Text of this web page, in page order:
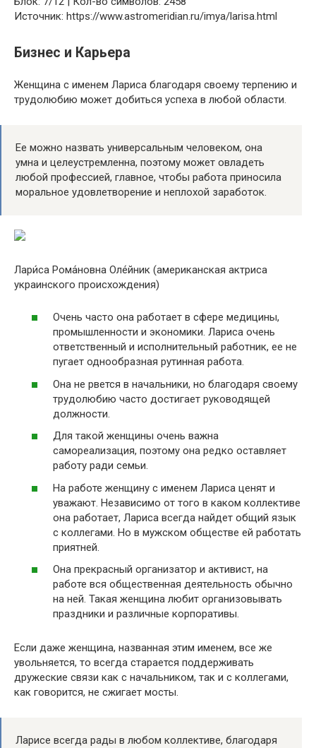
Источник: https://www.astromeridian.ru/imya/larisa.html
Бизнес и Карьера
Женщина с именем Лариса благодаря своему терпению и
трудолюбию может добиться успеха в любой области.
Ее можно назвать универсальным человеком, она
умна и целеустремленна, поэтому может овладеть
любой профессией, главное, чтобы работа приносила
моральное удовлетворение и неплохой заработок.
Лари́са Рома́новна Оле́йник (американская актриса
украинского происхождения)
Очень часто она работает в сфере медицины,
промышленности и экономики. Лариса очень
ответственный и исполнительный работник, ее не
пугает однообразная рутинная работа.
Она не рвется в начальники, но благодаря своему
трудолюбию часто достигает руководящей
должности.
Для такой женщины очень важна
самореализация, поэтому она редко оставляет
работу ради семьи.
На работе женщину с именем Лариса ценят и
уважают. Независимо от того в каком коллективе
она работает, Лариса всегда найдет общий язык
с коллегами. Но в мужском обществе ей работать
приятней.
Она прекрасный организатор и активист, на
работе вся общественная деятельность обычно
на ней. Такая женщина любит организовывать
праздники и различные корпоративы.
Если даже женщина, названная этим именем, все же
увольняется, то всегда старается поддерживать
дружеские связи как с начальником, так и с коллегами,
как говорится, не сжигает мосты.
Ларисе всегда рады в любом коллективе, благодаря